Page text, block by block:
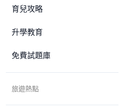
育兒攻略
升學教育
免費試題庫
旅遊熱點